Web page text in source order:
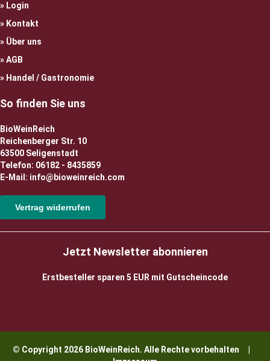
Login
Kontakt
Über uns
AGB
Handel / Gastronomie
So finden Sie uns
BioWeinReich
Reichenberger Str. 10
63500 Seligenstadt
Telefon: 06182 - 8435859
E-Mail: info@bioweinreich.com
Vertrag widerrufen
Jetzt Newsletter abonnieren
Erstbesteller sparen 5 EUR mit Gutscheincode
© Copyright 2026 BioWeinReich. Alle Rechte vorbehalten |